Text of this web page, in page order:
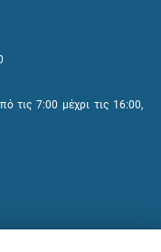
τις 7:00 μέχρι τις 16:00,